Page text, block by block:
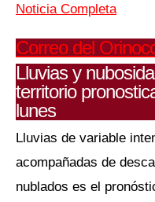
Noticia Completa
Correo del
Lluvias y
territorio
lunes
Lluvias de variable
acompañadas de
nublados es el